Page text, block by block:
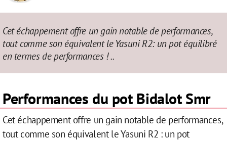
Cet échappement offre un gain notable de performances,
tout comme son équivalent le Yasuni R2: un pot équilibré
en termes de performances ! ..
Performances du pot Bidalot Smr
Cet échappement offre un gain notable de performances,
tout comme son équivalent le Yasuni R2 : un pot